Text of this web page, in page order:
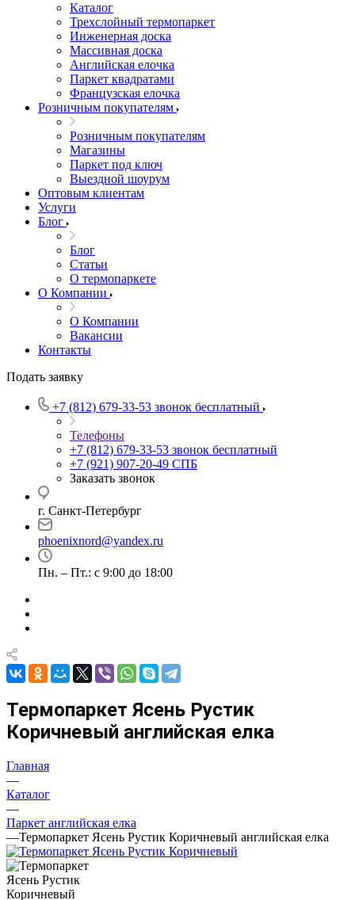
Каталог
Трехслойный термопаркет
Инженерная доска
Массивная доска
Английская елочка
Паркет квадратами
Французская елочка
Розничным покупателям
Розничным покупателям
Магазины
Паркет под ключ
Выездной шоурум
Оптовым клиентам
Услуги
Блог
Блог
Статьи
О термопаркете
О Компании
О Компании
Вакансии
Контакты
Подать заявку
+7 (812) 679-33-53 звонок бесплатный
Телефоны
+7 (812) 679-33-53 звонок бесплатный
+7 (921) 907-20-49 СПБ
Заказать звонок
г. Санкт-Петербург
phoenixnord@yandex.ru
Пн. – Пт.: с 9:00 до 18:00
Термопаркет Ясень Рустик
Коричневый английская елка
Главная
—
Каталог
—
Паркет английская елка
—Термопаркет Ясень Рустик Коричневый английская елка